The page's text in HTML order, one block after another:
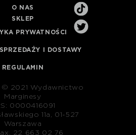
O NAS
SKLEP
PRYWATNOŚCI
I DOSTAWY
REGULAMIN
2021 Wydawnictwo
Marginesy
0000416091
11a, 01-527
Warszawa
22 663 02 76